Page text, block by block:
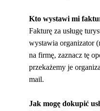
Kto wystawi mi
Fakturę za usługę
wystawia organizator
na firmę, zaznacz tę
przekażemy je
mail.
Jak mogę dokupić